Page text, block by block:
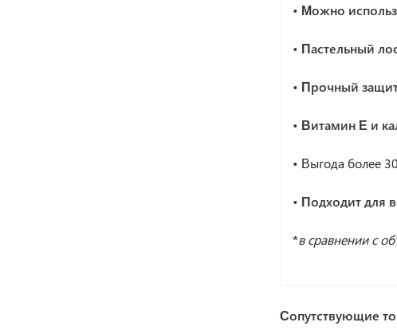
• Можно
• Пастельный
• Прочный
• Витамин Е и
• Выгода более
• Подходит для
*в сравнении с
Сопутствующие